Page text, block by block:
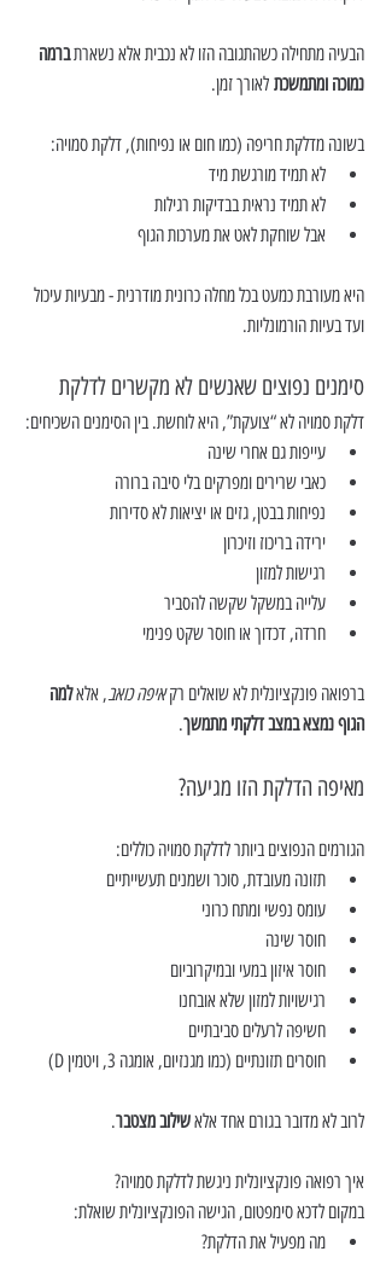
הבעיה מתחילה כשהתגובה הזו לא נכבית אלא נשארת ברמה
נמוכה ומתמשכת לאורך זמן.
בשונה מדלקת חריפה (כמו חום או נפיחות), דלקת סמויה:
לא תמיד מורגשת מיד
לא תמיד נראית בבדיקות רגילות
אבל שוחקת לאט את מערכות הגוף
היא מעורבת כמעט בכל מחלה כרונית מודרנית - מבעיות עיכול
ועד בעיות הורמונליות.
סימנים נפוצים שאנשים לא מקשרים לדלקת
דלקת סמויה לא “צועקת”, היא לוחשת. בין הסימנים השכיחים:
עייפות גם אחרי שינה
כאבי שרירים ומפרקים בלי סיבה ברורה
נפיחות בבטן, גזים או יציאות לא סדירות
ירידה בריכוז וזיכרון
רגישות למזון
עלייה במשקל שקשה להסביר
חרדה, דכדוך או חוסר שקט פנימי
ברפואה פונקציונלית לא שואלים רק איפה כואב, אלא למה
הגוף נמצא במצב דלקתי מתמשך.
מאיפה הדלקת הזו מגיעה?
הגורמים הנפוצים ביותר לדלקת סמויה כוללים:
תזונה מעובדת, סוכר ושמנים תעשייתיים
עומס נפשי ומתח כרוני
חוסר שינה
חוסר איזון במעי ובמיקרוביום
רגישויות למזון שלא אובחנו
חשיפה לרעלים סביבתיים
חוסרים תזונתיים (כמו מגנזיום, אומגה 3, ויטמין D)
לרוב לא מדובר בגורם אחד אלא שילוב מצטבר.
איך רפואה פונקציונלית ניגשת לדלקת סמויה?
במקום לדכא סימפטום, הגישה הפונקציונלית שואלת:
מה מפעיל את הדלקת?